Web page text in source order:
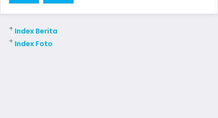
Index Berita
+
Index Foto
+